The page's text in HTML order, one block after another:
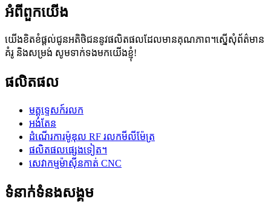
អំពី​ពួក​យើង
យើងខិតខំផ្តល់ជូនអតិថិជននូវផលិតផលដែលមានគុណភាព។ស្នើសុំព័ត៌មាន
គំរូ និងសម្រង់ សូមទាក់ទងមកយើងខ្ញុំ!
ផលិតផល
មគ្គុទ្ទេសក៍រលក
អង់តែន
ដំណើរការម៉ូឌុល RF រលកមីលីម៉ែត្រ
ផលិតផលផ្សេងទៀត។
សេវាកម្មម៉ាស៊ីនកាត់ CNC
ទំនាក់ទំនងសង្គម